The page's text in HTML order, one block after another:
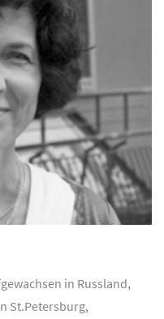
in Russland,
St.Petersburg,